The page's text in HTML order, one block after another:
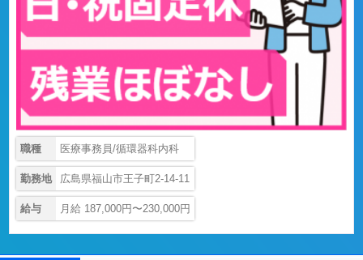
職種 医療事務員/循環器科内科
勤務地 広島県福山市王子町2-14-11
給与 月給 187,000円〜230,000円